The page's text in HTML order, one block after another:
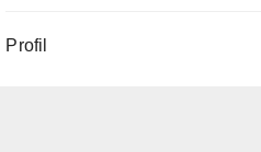
Profil